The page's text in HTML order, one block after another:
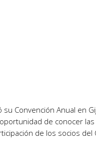
Convención Anual en
de conocer
de los socios